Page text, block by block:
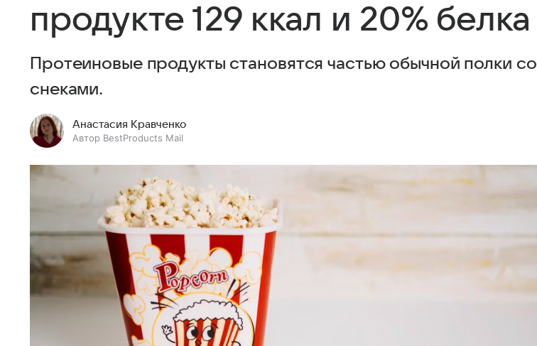
продукте 129 ккал и 20% белка
Протеиновые продукты становятся частью обычной полки со
снеками.
Анастасия Кравченко
Автор BestProducts Mail